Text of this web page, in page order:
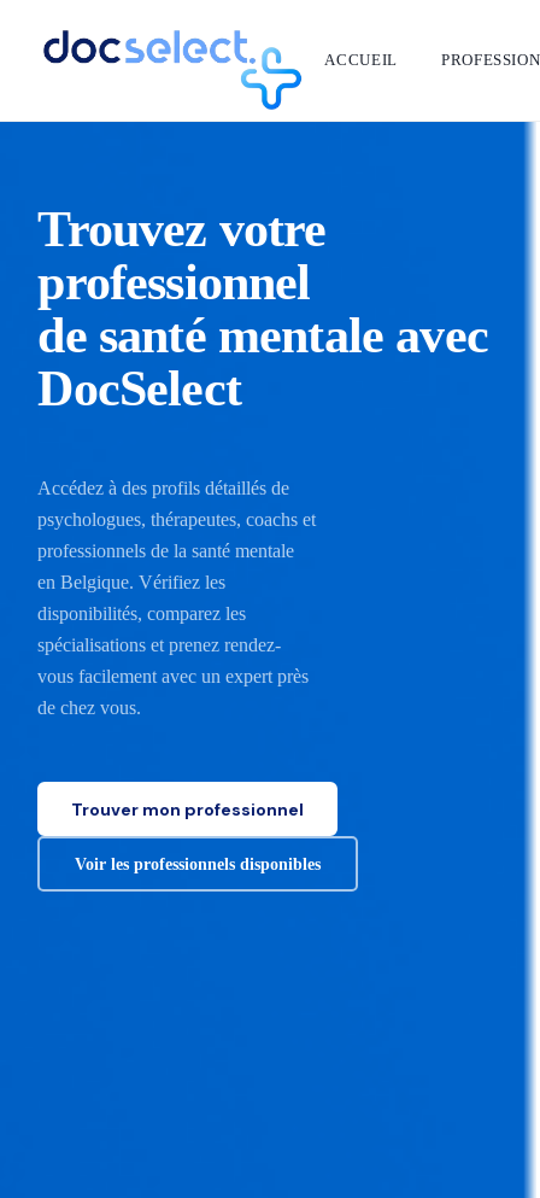
ACCUEIL
Trouvez votre
professionnel
de santé mentale avec
DocSelect
Accédez à des profils détaillés de
psychologues, thérapeutes, coachs et
professionnels de la santé mentale
en Belgique. Vérifiez les
disponibilités, comparez les
spécialisations et prenez rendez-
vous facilement avec un expert près
de chez vous.
Trouver mon professionnel
Voir les professionnels disponibles